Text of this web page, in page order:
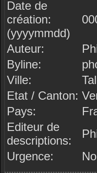
Date de
création:
(yyyymmdd)
Auteur:
Byline:
Ville:
Etat / Canton:
Pays:
Editeur de
descriptions:
Urgence: